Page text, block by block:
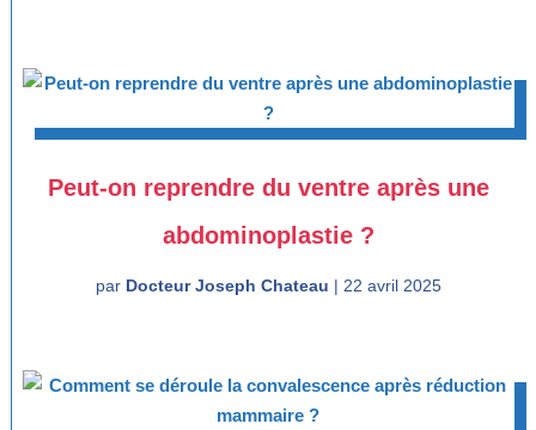
Peut-on reprendre du ventre après une
abdominoplastie ?
par Docteur Joseph Chateau | 22 avril 2025